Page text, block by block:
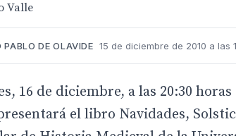
Valle
PABLO DE OLAVIDE 15 de diciembre de 2010 a las
16 de diciembre, a las 20:30
el libro Navidades,